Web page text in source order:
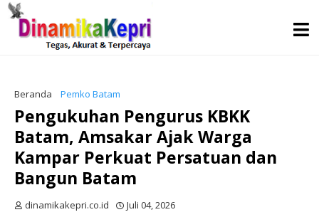
Beranda Pemko Batam
Pengukuhan Pengurus KBKK
Batam, Amsakar Ajak Warga
Kampar Perkuat Persatuan dan
Bangun Batam
dinamikakepri.co.id Juli 04, 2026